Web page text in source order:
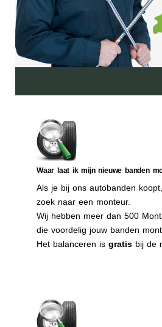
Waar laat ik mijn nieuwe banden
Als je bij ons autobanden
zoek naar een monteur.
Wij hebben meer dan 500
die voordelig jouw banden
Het balanceren is gratis bij de